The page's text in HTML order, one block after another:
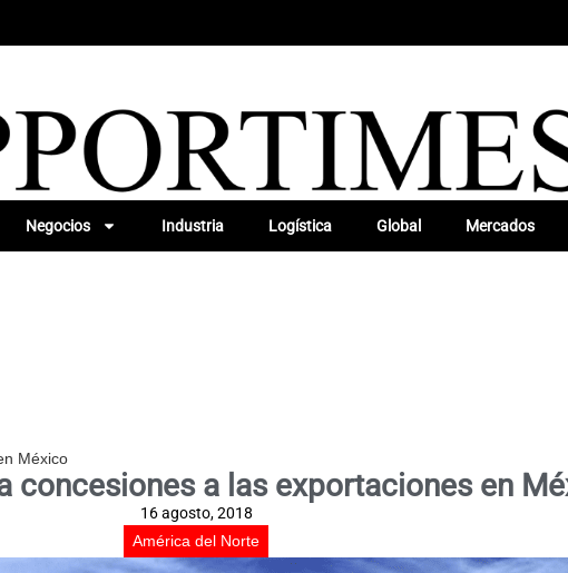
Negocios Industria Logística Global Mercados
México
concesiones a las exportaciones en
16 agosto, 2018
América del Norte